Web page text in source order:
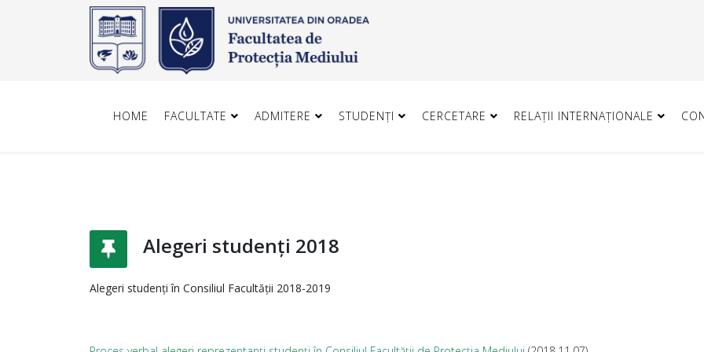
HOME FACULTATE ADMITERE STUDENȚI CERCETARE RELAȚII INTERNAȚIONALE
Alegeri studenți 2018
Alegeri studenți în Consiliul Facultății 2018-2019